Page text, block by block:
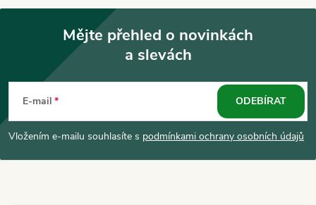
p
Mějte přehled o novinkách
a slevách
E-mail
Vložením e-mailu souhlasíte s podmínkami ochrany osobních údajů
ODEBÍRAT